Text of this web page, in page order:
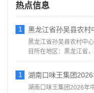
热点信息
1 黑龙江省孙吴县农村
黑龙江省孙吴县农村中
目所在地区：黑龙江省
1 湖南口味王集团
湖南口味王集团2026年